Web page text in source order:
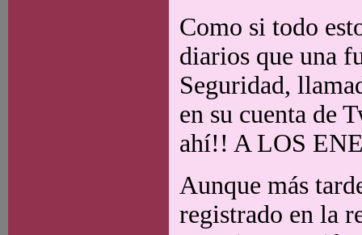
Como si todo
diarios que una
Seguridad,
en su cuenta de
ahí!! A LOS
Aunque más
registrado en la